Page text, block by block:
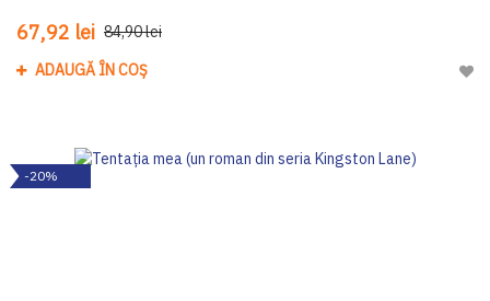
67,92 lei 84,90 lei
ADAUGĂ ÎN COȘ
-20%